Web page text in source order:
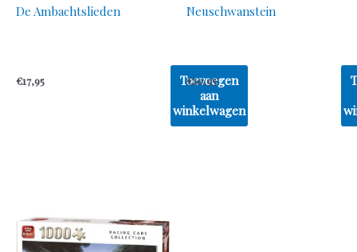
De Ambachtslieden
€17,95
Toevoegen
aan
winkelwagen
Neuschwanstein
€10,95